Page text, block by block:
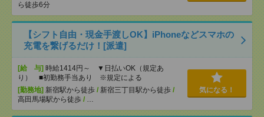
ら徒歩6分
【シフト自由・現金手渡しOK】iPhoneなどスマホの
充電を繋げるだけ！[派遣]
[給 与] 時給1414円～ ▼日払いOK（規定あ
り） ■初勤務手当あり ※規定による
[勤務地] 新宿駅から徒歩 / 新宿三丁目駅から徒歩 /
高田馬場駅から徒歩 / …
気になる！